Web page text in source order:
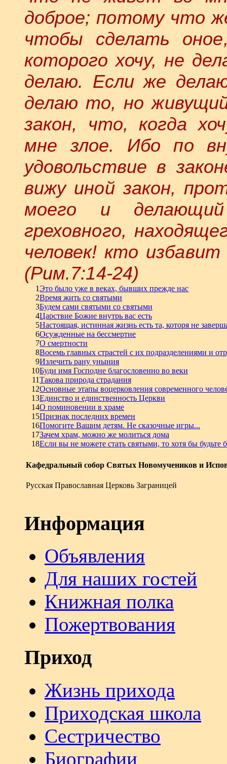
доброе; потому что
чтобы сделать
которого хочу, не
делаю. Если же
делаю то, но
закон, что, когда
мне злое. Ибо по
удовольствие в
вижу иной закон,
моего и
греховного,
человек! кто
(Рим.7:14-24)
1Это было уже в веках, бывших прежде нас
2Время жить со святыми
3Будем сами святыми со святыми
4Царствие Божие внутрь вас есть
5Настоящая, истинная жизнь есть та, которя не
6Осужденные на бессмертие
7О смертности
8Восемь главных страстей с их подразделениями и
9Излечить рану уныния
10Буди имя Господне благословенно во веки
11Такова природа страдания
12Основные этапы воцерковления современного
13Единство и единственность Церкви
14О поминовении в храме
15Признак последних времен
16Помогите Вашим детям. Не сказочные игры...
17Зачем храм, можно же молиться дома
18Если вы не можете стать святыми, то хотя бы будьте
Кафедральный собор Святых Новомучеников и
Русская Православная Церковь Заграницей
Информация
Объявления
Для наших гостей
Книжная полка
Пожертвования
Приход
Жизнь прихода
Приходская школа
Сестричество
Биографии